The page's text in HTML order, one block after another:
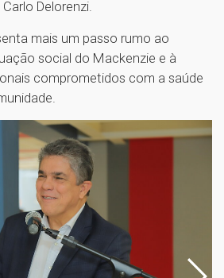
Delorenzi.
mais um passo rumo ao
social do Mackenzie e à
comprometidos com a saúde